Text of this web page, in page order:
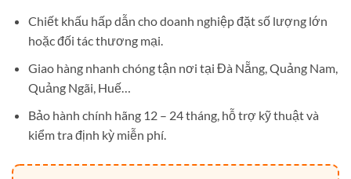
Chiết khấu hấp dẫn cho doanh nghiệp đặt số lượng lớn
hoặc đối tác thương mại.
Giao hàng nhanh chóng tận nơi tại Đà Nẵng, Quảng Nam,
Quảng Ngãi, Huế…
Bảo hành chính hãng 12 – 24 tháng, hỗ trợ kỹ thuật và
kiểm tra định kỳ miễn phí.